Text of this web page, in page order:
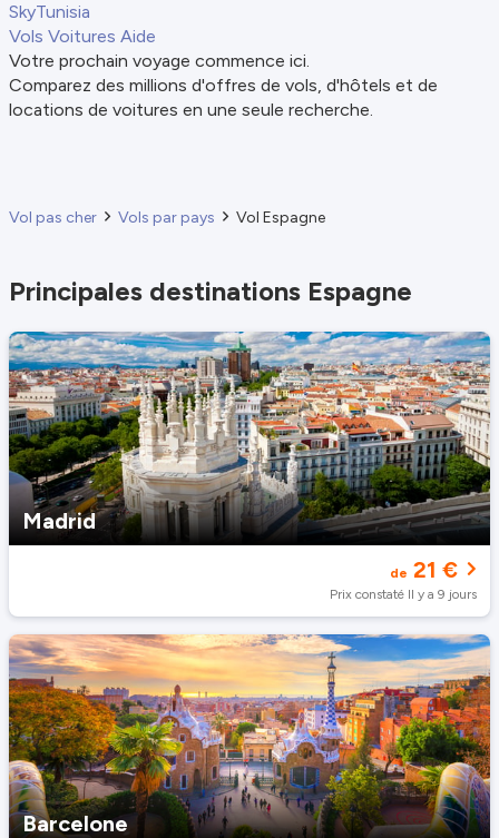
SkyTunisia
Vols Voitures Aide
Votre prochain voyage commence ici.
Comparez des millions d'offres de vols, d'hôtels et de
locations de voitures en une seule recherche.
Vol pas cher Vols par pays Vol Espagne
Principales destinations Espagne
Madrid
de 21 €
Prix constaté Il y a 9 jours
Barcelone